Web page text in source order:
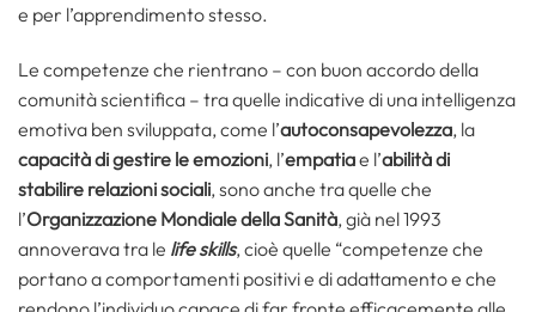
e per l’apprendimento stesso.
Le competenze che rientrano – con buon accordo della
comunità scientifica – tra quelle indicative di una intelligenza
emotiva ben sviluppata, come l’autoconsapevolezza, la
capacità di gestire le emozioni, l’empatiae l’abilità di
stabilire relazioni sociali, sono anche tra quelle che
l’Organizzazione Mondiale della Sanità, già nel 1993
annoverava tra le life skills, cioè quelle “competenze che
portano a comportamenti positivi e di adattamento e che